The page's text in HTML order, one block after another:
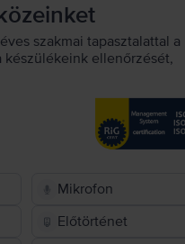
szakmai tapasztalattal a
ellenőrzését,
Mikrofon
Előtörténet